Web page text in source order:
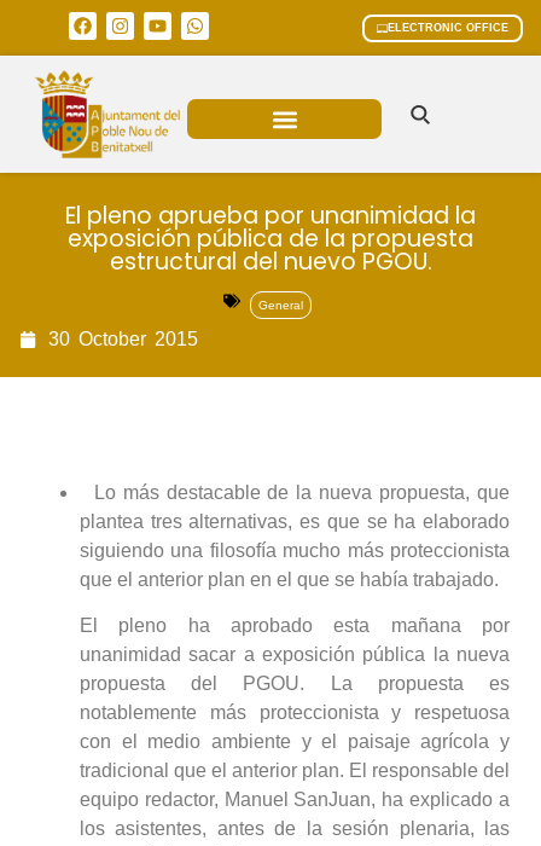
ELECTRONIC OFFICE
El pleno aprueba por unanimidad la
exposición pública de la propuesta
estructural del nuevo PGOU.
General
30 October 2015
Lo más destacable de la nueva propuesta, que
plantea tres alternativas, es que se ha elaborado
siguiendo una filosofía mucho más proteccionista
que el anterior plan en el que se había trabajado.
El pleno ha aprobado esta mañana por
unanimidad sacar a exposición pública la nueva
propuesta del PGOU. La propuesta es
notablemente más proteccionista y respetuosa
con el medio ambiente y el paisaje agrícola y
tradicional que el anterior plan. El responsable del
equipo redactor, Manuel SanJuan, ha explicado a
los asistentes, antes de la sesión plenaria, las